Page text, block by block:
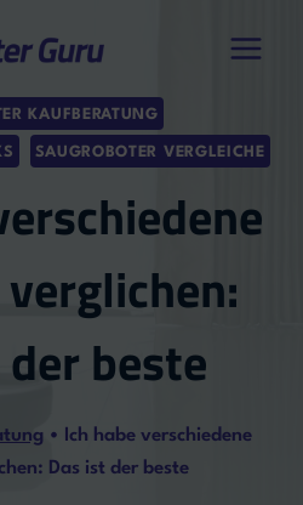
KAUFBERATUNG
SAUGROBOTER VERGLEICHE
beste
•
Ich habe verschiedene
Das ist der beste